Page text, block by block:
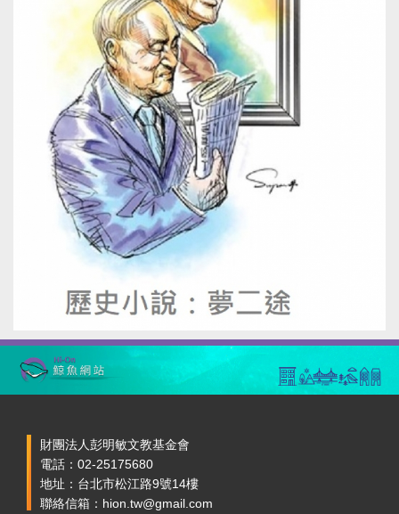
財團法人彭明敏文教基金會
電話：02-25175680
地址：台北市松江路9號14樓
聯絡信箱：hion.tw@gmail.com